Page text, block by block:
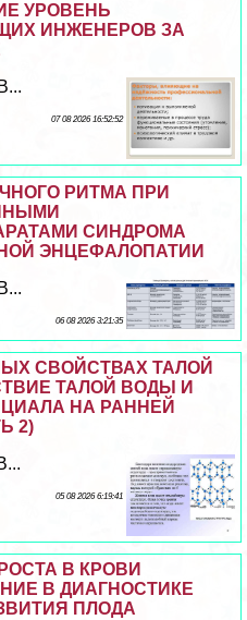
УРОВЕНЬ
ИНЖЕНЕРОВ ЗА
07 08 2026 16:52:52
РИТМА ПРИ
СИНДРОМА
ЭНЦЕФАЛОПАТИИ
06 08 2026 3:21:35
СВОЙСТВАХ ТАЛОЙ
ТАЛОЙ ВОДЫ И
НА РАННЕЙ
2)
05 08 2026 6:19:41
В КРОВИ
В ДИАГНОСТИКЕ
ПЛОДА